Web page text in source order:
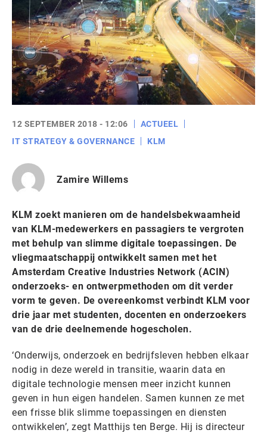
12 SEPTEMBER 2018 - 12:06
ACTUEEL
IT STRATEGY & GOVERNANCE
KLM
Zamire Willems
KLM zoekt manieren om de handelsbekwaamheid
van KLM-medewerkers en passagiers te vergroten
met behulp van slimme digitale toepassingen. De
vliegmaatschappij ontwikkelt samen met het
Amsterdam Creative Industries Network (ACIN)
onderzoeks- en ontwerpmethoden om dit verder
vorm te geven. De overeenkomst verbindt KLM voor
drie jaar met studenten, docenten en onderzoekers
van de drie deelnemende hogescholen.
‘Onderwijs, onderzoek en bedrijfsleven hebben elkaar
nodig in deze wereld in transitie, waarin data en
digitale technologie mensen meer inzicht kunnen
geven in hun eigen handelen. Samen kunnen ze met
een frisse blik slimme toepassingen en diensten
ontwikkelen’, zegt Matthijs ten Berge. Hij is directeur